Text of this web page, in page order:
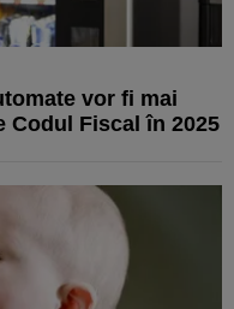
vor fi mai
Codul Fiscal în 2025